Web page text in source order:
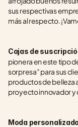
sus respectivas
más al respecto.
Cajas de
pionera en este tipo
sorpresa” para sus
productos de belleza
proyecto innovador y
Moda